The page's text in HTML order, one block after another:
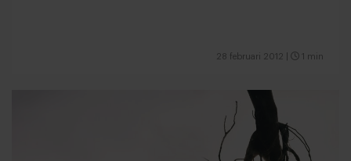
28 februari 2012 1 min